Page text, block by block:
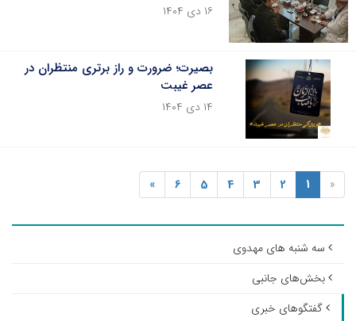
۱۶ دی ۱۴۰۴
بصیرت؛ ضرورت و راز برتری منتظران در
عصر غیبت
۱۴ دی ۱۴۰۴
«
1
2
3
4
5
6
»
سه شنبه های مهدوی
بخش‌های جانبی
گفتگوهای خبری